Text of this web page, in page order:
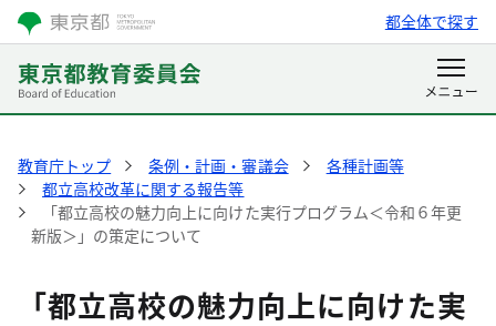
都全体で探す
教育庁トップ 条例・計画・審議会
各種計画等
都立高校改革に関する報告等
「都立高校の魅力向上に向けた実行プログラム＜令和６年更
新版＞」の策定について
「都立高校の魅力向上に向けた実